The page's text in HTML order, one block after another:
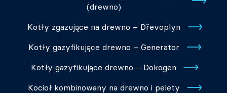
(drewno)
Kotły zgazujące na drewno – Dřevoplyn
Kotły gazyfikujące drewno – Generator
Kotły gazyfikujące drewno – Dokogen
Kocioł kombinowany na drewno i pelety